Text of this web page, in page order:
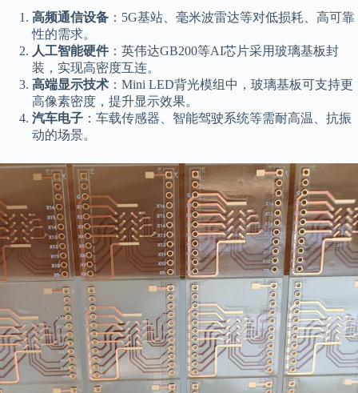
高频通信设备 ：5G基站、毫米波雷达等对低损耗、高可靠
性的需求。
人工智能硬件：英伟达GB200等AI芯片采用玻璃基板封
装，实现高密度互连。
高端显示技术 ：Mini LED背光模组中，玻璃基板可支持更
高像素密度，提升显示效果。
汽车电子 ：车载传感器、智能驾驶系统等需耐高温、抗振
动的场景。